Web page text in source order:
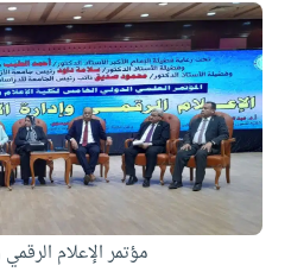
مؤتمر الإعلام